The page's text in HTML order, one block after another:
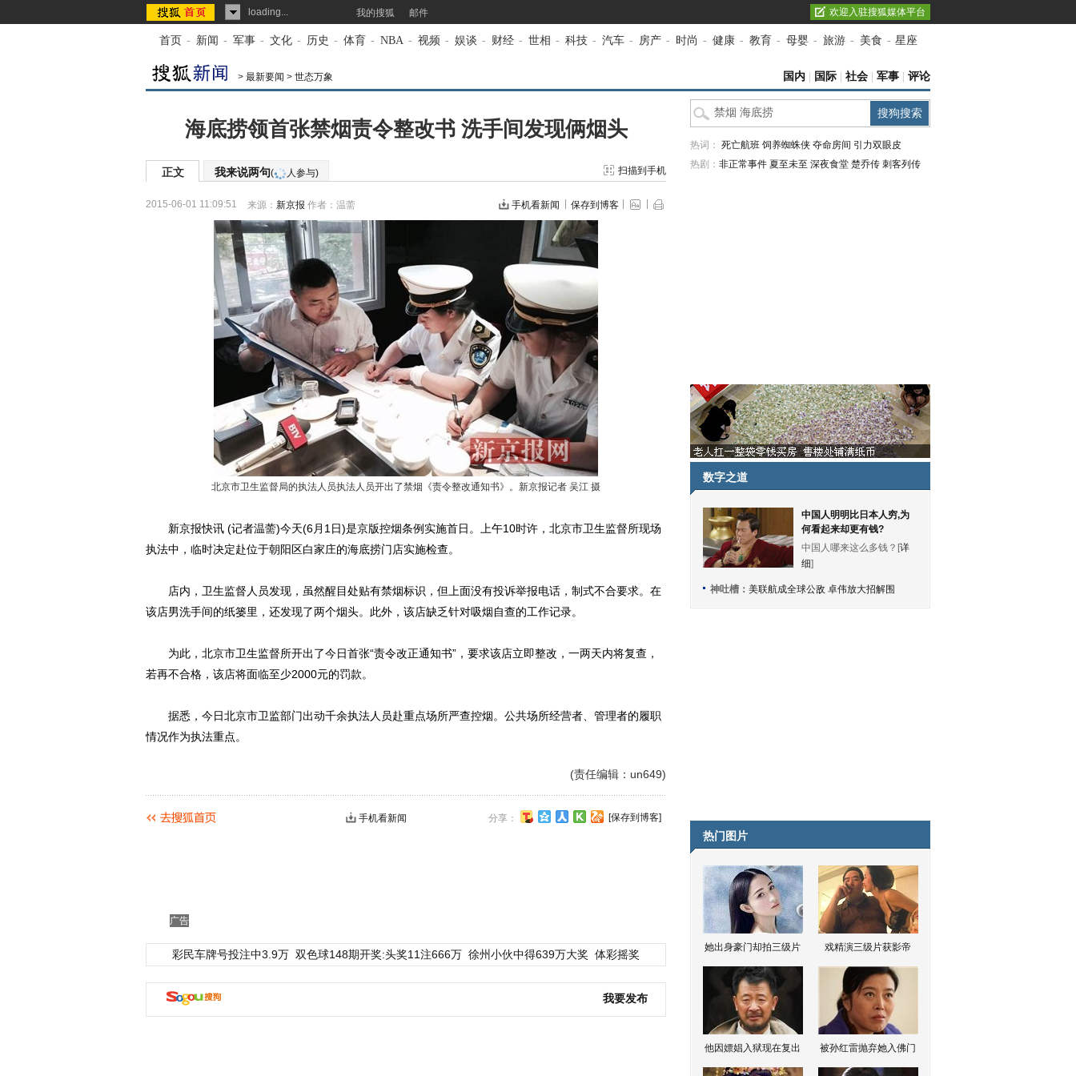
loading... 我的搜狐 邮件 欢迎入驻搜狐媒体平台
首页 - 新闻 - 军事 - 文化 - 历史 - 体育 - NBA - 视频 - 娱谈 - 财经 - 世相 - 科技 - 汽车 - 房产 - 时尚 - 健康 - 教育 - 母婴 - 旅游 - 美食 - 星座
> 最新要闻 > 世态万象 国内 国际 社会 军事 评论
海底捞领首张禁烟责令整改书 洗手间发现俩烟头
正文 我来说两句( 人参与) 扫描到手机
2015-06-01 11:09:51 来源： 新京报 作者：温薷 手机看新闻 保存到博客
北京市卫生监督局的执法人员执法人员开出了禁烟《责令整改通知书》。新京报记者 吴江 摄
新京报快讯 (记者温薷)今天(6月1日)是京版控烟条例实施首日。上午10时许，北京市卫生监督所现场
执法中，临时决定赴位于朝阳区白家庄的海底捞门店实施检查。
店内，卫生监督人员发现，虽然醒目处贴有禁烟标识，但上面没有投诉举报电话，制式不合要求。在
该店男洗手间的纸篓里，还发现了两个烟头。此外，该店缺乏针对吸烟自查的工作记录。
为此，北京市卫生监督所开出了今日首张“责令改正通知书”，要求该店立即整改，一两天内将复查，
若再不合格，该店将面临至少2000元的罚款。
据悉，今日北京市卫监部门出动千余执法人员赴重点场所严查控烟。公共场所经营者、管理者的履职
情况作为执法重点。
(责任编辑：un649)
分享： [保存到博客]
手机看新闻
广告
彩民车牌号投注中3.9万 双色球148期开奖:头奖11注666万 徐州小伙中得639万大奖 体彩摇奖
我要发布
热词： 死亡航班 饲养蜘蛛侠 夺命房间 引力双眼皮
热剧： 非正常事件 夏至未至 深夜食堂 楚乔传 刺客列传
数字之道
中国人明明比日本人穷,为
何看起来却更有钱?
中国人哪来这么多钱？[详
细]
神吐槽： 美联航成全球公敌 卓伟放大招解围
热门图片
她出身豪门却拍三级片 戏精演三级片获影帝
他因嫖娼入狱现在复出 被孙红雷抛弃她入佛门